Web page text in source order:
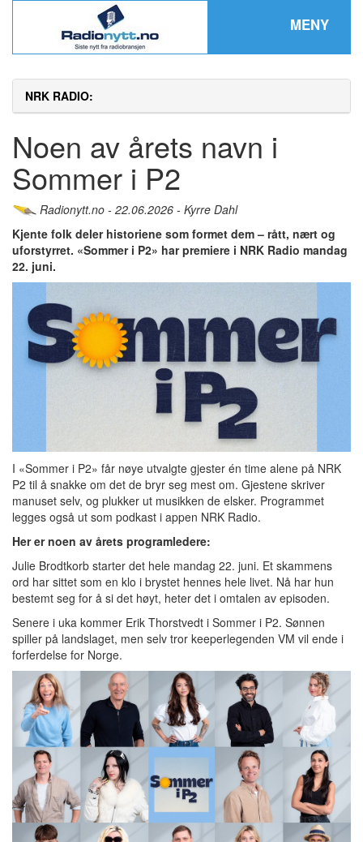
MENY
NRK RADIO:
Noen av årets navn i
Sommer i P2
Radionytt.no - 22.06.2026 - Kyrre Dahl
Kjente folk deler historiene som formet dem – rått, nært og
uforstyrret. «Sommer i P2» har premiere i NRK Radio mandag
22. juni.
I «Sommer i P2» får nøye utvalgte gjester én time alene på NRK
P2 til å snakke om det de bryr seg mest om. Gjestene skriver
manuset selv, og plukker ut musikken de elsker. Programmet
legges også ut som podkast i appen NRK Radio.
Her er noen av årets programledere:
Julie Brodtkorb starter det hele mandag 22. juni. Et skammens
ord har sittet som en klo i brystet hennes hele livet. Nå har hun
bestemt seg for å si det høyt, heter det i omtalen av episoden.
Senere i uka kommer Erik Thorstvedt i Sommer i P2. Sønnen
spiller på landslaget, men selv tror keeperlegenden VM vil ende i
forferdelse for Norge.